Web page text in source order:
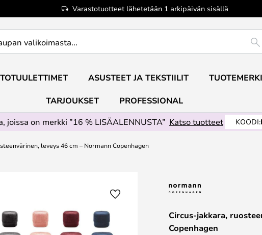
Varastotuotteet lähetetään 1 arkipäivän sisällä
ASUSTEET JA TEKSTIILIT
TARJOUKSET
PROFESSIONAL
joissa on merkki ”16 % LISÄALENNUSTA” Katso tuotteet KOODI:
leveys 46 cm – Normann Copenhagen
Circus-jakkara,
Copenhagen